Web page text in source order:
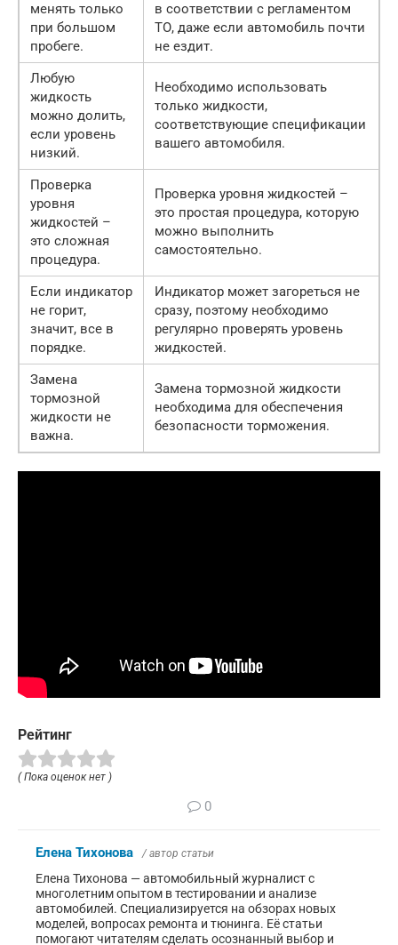
менять только
при большом
пробеге.
в соответствии с регламентом
ТО, даже если автомобиль почти
не ездит.
Любую
жидкость
можно долить,
если уровень
низкий.
Необходимо использовать
только жидкости,
соответствующие спецификации
вашего автомобиля.
Проверка
уровня
жидкостей –
это сложная
процедура.
Проверка уровня жидкостей –
это простая процедура, которую
можно выполнить
самостоятельно.
Если индикатор
не горит,
значит, все в
порядке.
Индикатор может загореться не
сразу, поэтому необходимо
регулярно проверять уровень
жидкостей.
Замена
тормозной
жидкости не
важна.
Замена тормозной жидкости
необходима для обеспечения
безопасности торможения.
Рейтинг
( Пока оценок нет )
0
Елена Тихонова / автор статьи
Елена Тихонова — автомобильный журналист с
многолетним опытом в тестировании и анализе
автомобилей. Специализируется на обзорах новых
моделей, вопросах ремонта и тюнинга. Её статьи
помогают читателям сделать осознанный выбор и